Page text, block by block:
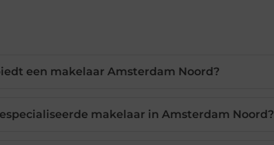
een makelaar Amsterdam Noord?
makelaar in Amsterdam Noord?